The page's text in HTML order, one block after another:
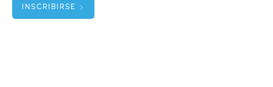
Objetivos
INSCRIBIRSE